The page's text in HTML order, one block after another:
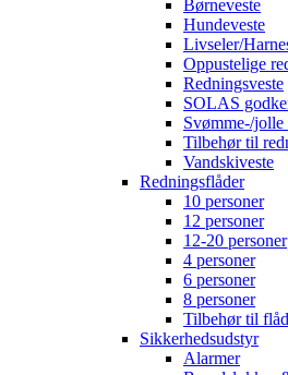
Børneveste
Hundeveste
Livseler/
Oppustelige
Redningsveste
SOLAS
Svømme-/jolle
Tilbehør til
Vandskiveste
Redningsflåder
10 personer
12 personer
12-20 personer
4 personer
6 personer
8 personer
Tilbehør til
Sikkerhedsudstyr
Alarmer